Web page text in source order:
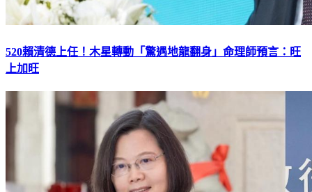
520賴清德上任！木星轉動「驚遇地龍翻身」命理師預言：旺
上加旺